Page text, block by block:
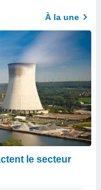
À la une
le secteur